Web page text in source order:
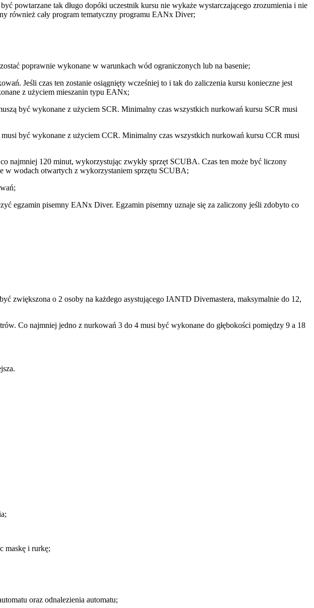
powtarzane tak długo dopóki uczestnik kursu nie wykaże wystarczającego zrozumienia i nie
również cały program tematyczny programu EANx Diver;
poprawnie wykonane w warunkach wód ograniczonych lub na basenie;
Jeśli czas ten zostanie osiągnięty wcześniej to i tak do zaliczenia kursu konieczne jest
z użyciem mieszanin typu EANx;
być wykonane z użyciem SCR. Minimalny czas wszystkich nurkowań kursu SCR musi
być wykonane z użyciem CCR. Minimalny czas wszystkich nurkowań kursu CCR musi
najmniej 120 minut, wykorzystując zwykły sprzęt SCUBA. Czas ten może być liczony
w wodach otwartych z wykorzystaniem sprzętu SCUBA;
egzamin pisemny EANx Diver. Egzamin pisemny uznaje się za zaliczony jeśli zdobyto co
zwiększona o 2 osoby na każdego asystującego IANTD Divemastera, maksymalnie do 12,
Co najmniej jedno z nurkowań 3 do 4 musi być wykonane do głębokości pomiędzy 9 a 18
maskę i rurkę;
oraz odnalezienia automatu;